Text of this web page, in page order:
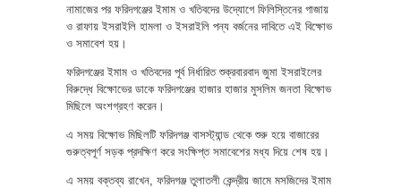
নামাজের পর ফরিদগঞ্জের ইমাম ও খতিবদের উদ্যোগে ফিলিস্তিনের গাজায়
ও রাফায় ইসরাইলি হামলা ও ইসরাইলি পন্য বর্জনের দাবিতে এই বিক্ষোভ
ও সমাবেশ হয়।
ফরিদগঞ্জের ইমাম ও খতিবদের পূর্ব নির্ধারিত শুক্রবারবাদ জুমা ইসরাইলের
বিরুদ্ধে বিক্ষোভের ডাকে ফরিদগঞ্জের হাজার হাজার মুসলিম জনতা বিক্ষোভ
মিছিলে অংশগ্রহণ করেন।
এ সময় বিক্ষোভ মিছিলটি ফরিদগঞ্জ বাসস্ট্যান্ড থেকে শুরু হয়ে বাজারের
গুরুত্বপূর্ণ সড়ক প্রদক্ষিণ করে সংক্ষিপ্ত সমাবেশের মধ্য দিয়ে শেষ হয়।
এ সময় বক্তব্য রাখেন, ফরিদগঞ্জ তুলাতলী কেন্দ্রীয় জামে মসজিদের ইমাম